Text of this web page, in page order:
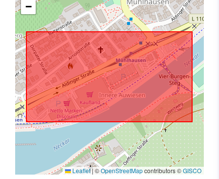
−
Leaflet| ©OpenStreetMapcontributors ©GISCO